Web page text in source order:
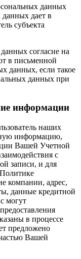
данных
данных дает в
субъекта
согласие на
в письменной
данных, если такое
данных при
информации
наших
информацию,
Вашей Учетной
с
записи, и для
компании, адрес,
данные кредитной
могут
в процессе
предложено
Вашей